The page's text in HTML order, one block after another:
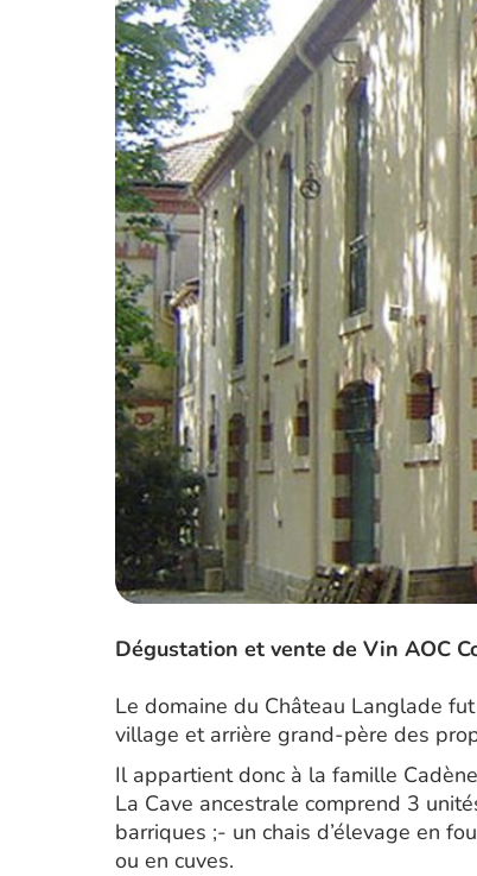
Dégustation et vente de Vin AOC
Le domaine du Château Langlade
village et arrière grand-père des
Il appartient donc à la famille
La Cave ancestrale comprend 3
barriques ;- un chais d’élevage en
ou en cuves.